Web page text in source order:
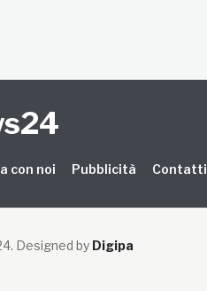
con noi Pubblicità Contatti
. Designed by Digipa